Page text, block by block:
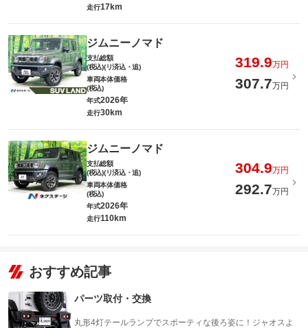
走行17km
ジムニーノマド
支払総額
(税込)(リ済込・追)
319.9万円
車両本体価格
(税込)
307.7万円
年式2026年
走行30km
ジムニーノマド
支払総額
(税込)(リ済込・追)
304.9万円
車両本体価格
(税込)
292.7万円
年式2026年
走行110km
おすすめ記事
パーツ取付・交換
丸形4灯テールランプでスポーティな後ろ姿に！ジャオスよ